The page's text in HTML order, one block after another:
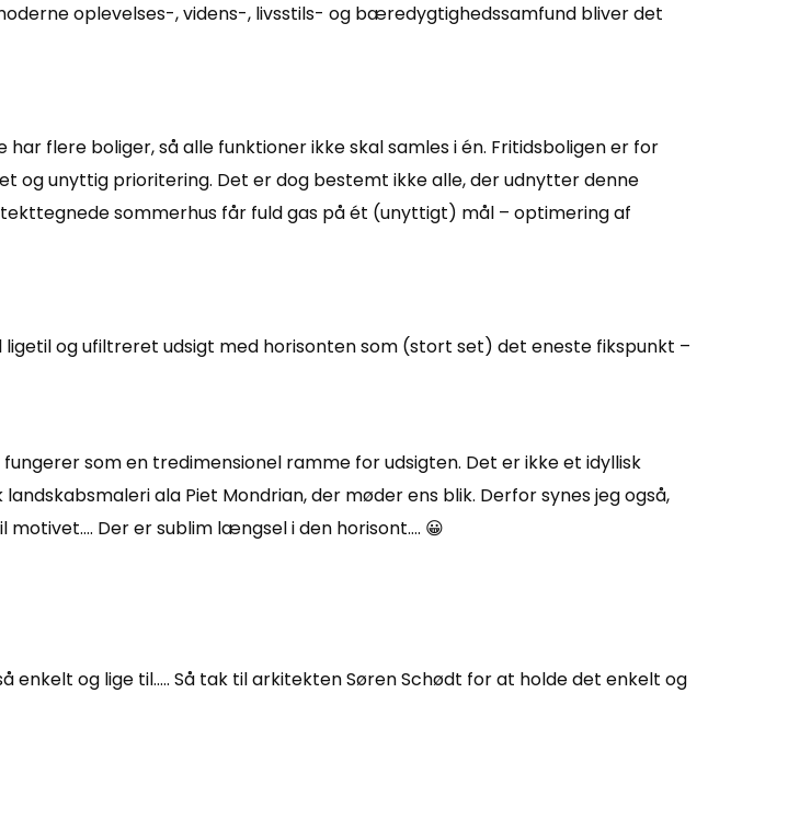
oplevelses-, videns-, livsstils- og bæredygtighedssamfund bliver det
flere boliger, så alle funktioner ikke skal samles i én. Fritidsboligen er for
og unyttig prioritering. Det er dog bestemt ikke alle, der udnytter denne
sommerhus får fuld gas på ét (unyttigt) mål – optimering af
og ufiltreret udsigt med horisonten som (stort set) det eneste fikspunkt –
fungerer som en tredimensionel ramme for udsigten. Det er ikke et idyllisk
ala Piet Mondrian, der møder ens blik. Derfor synes jeg også,
Der er sublim længsel i den horisont…. 😀
og lige til….. Så tak til arkitekten Søren Schødt for at holde det enkelt og